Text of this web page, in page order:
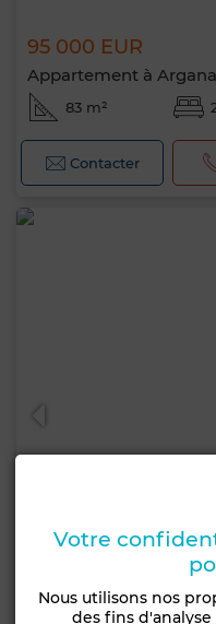
95 000 EUR
Appartement à
83 m²
Contacter
135 000 EUR
Votre
Nous utilisons nos
des fins